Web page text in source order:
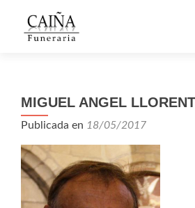
MIGUEL ANGEL
Publicada en 18/05/2017